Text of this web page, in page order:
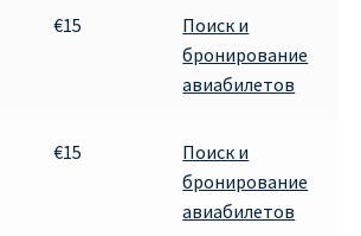
Варшавы
Каунаса
€15
Поиск и
бронирование
авиабилетов
€15
Поиск и
бронирование
авиабилетов